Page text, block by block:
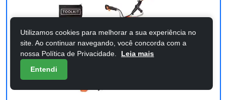
Utilizamos cookies para melhorar a sua experiência no
site. Ao continuar navegando, você concorda com a
nossa Política de Privacidade.
Leia mais
Entendi